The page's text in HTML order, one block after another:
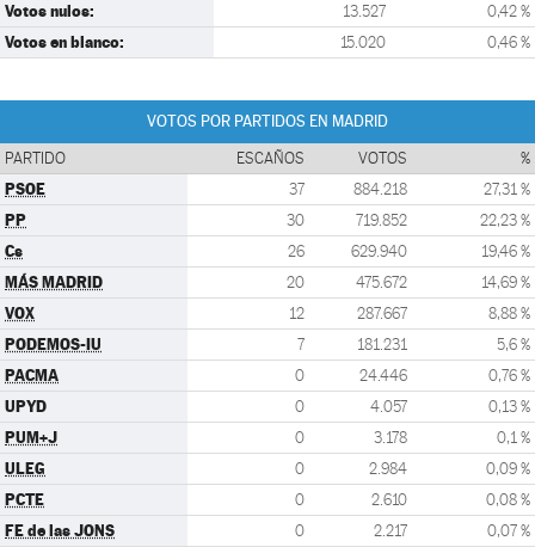
Votos nulos: 13.527 0,42 %
Votos en blanco: 15.020 0,46 %
VOTOS POR PARTIDOS EN MADRID
PARTIDO ESCAÑOS VOTOS %
PSOE 37 884.218 27,31 %
PP 30 719.852 22,23 %
Cs 26 629.940 19,46 %
MÁS MADRID 20 475.672 14,69 %
VOX 12 287.667 8,88 %
PODEMOS-IU 7 181.231 5,6 %
PACMA 0 24.446 0,76 %
UPYD 0 4.057 0,13 %
PUM+J 0 3.178 0,1 %
ULEG 0 2.984 0,09 %
PCTE 0 2.610 0,08 %
FE de las JONS 0 2.217 0,07 %